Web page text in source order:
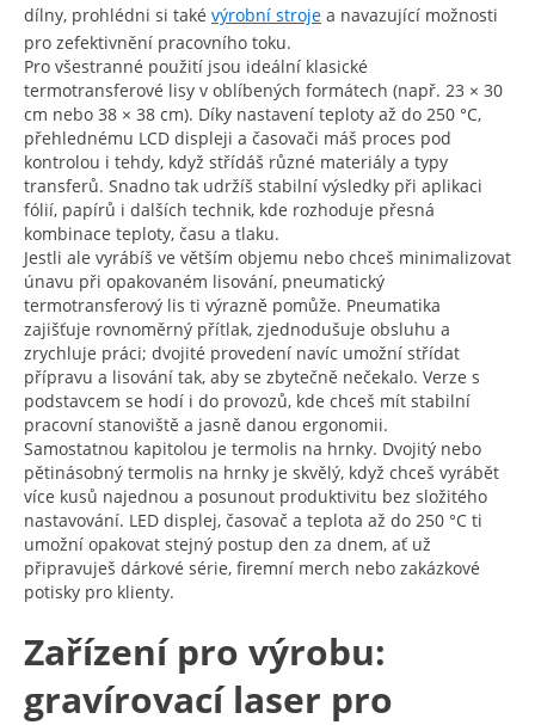
dílny, prohlédni si také výrobní stroje a navazující možnosti
pro zefektivnění pracovního toku.
Pro všestranné použití jsou ideální klasické
termotransferové lisy v oblíbených formátech (např. 23 × 30
cm nebo 38 × 38 cm). Díky nastavení teploty až do 250 °C,
přehlednému LCD displeji a časovači máš proces pod
kontrolou i tehdy, když střídáš různé materiály a typy
transferů. Snadno tak udržíš stabilní výsledky při aplikaci
fólií, papírů i dalších technik, kde rozhoduje přesná
kombinace teploty, času a tlaku.
Jestli ale vyrábíš ve větším objemu nebo chceš minimalizovat
únavu při opakovaném lisování, pneumatický
termotransferový lis ti výrazně pomůže. Pneumatika
zajišťuje rovnoměrný přítlak, zjednodušuje obsluhu a
zrychluje práci; dvojité provedení navíc umožní střídat
přípravu a lisování tak, aby se zbytečně nečekalo. Verze s
podstavcem se hodí i do provozů, kde chceš mít stabilní
pracovní stanoviště a jasně danou ergonomii.
Samostatnou kapitolou je termolis na hrnky. Dvojitý nebo
pětinásobný termolis na hrnky je skvělý, když chceš vyrábět
více kusů najednou a posunout produktivitu bez složitého
nastavování. LED displej, časovač a teplota až do 250 °C ti
umožní opakovat stejný postup den za dnem, ať už
připravuješ dárkové série, firemní merch nebo zakázkové
potisky pro klienty.
Zařízení pro výrobu:
gravírovací laser pro